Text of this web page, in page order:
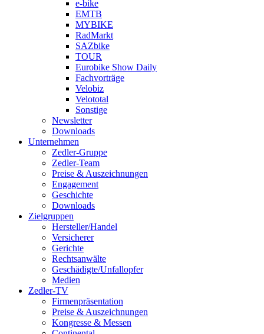
e-bike
EMTB
MYBIKE
RadMarkt
SAZbike
TOUR
Eurobike Show Daily
Fachvorträge
Velobiz
Velototal
Sonstige
Newsletter
Downloads
Unternehmen
Zedler-Gruppe
Zedler-Team
Preise & Auszeichnungen
Engagement
Geschichte
Downloads
Zielgruppen
Hersteller/Handel
Versicherer
Gerichte
Rechtsanwälte
Geschädigte/Unfallopfer
Medien
Zedler-TV
Firmenpräsentation
Preise & Auszeichnungen
Kongresse & Messen